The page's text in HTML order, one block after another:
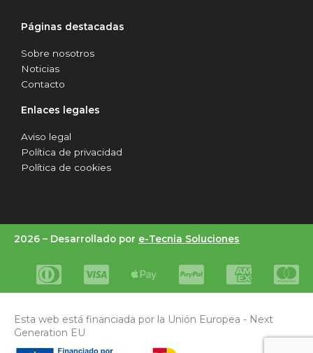
Páginas destacadas
Sobre nosotros
Noticias
Contacto
Enlaces legales
Aviso legal
Política de privacidad
Política de cookies
2026 – Desarrollado por e-Tecnia Soluciones
Esta web está financiada por la Unión Europea - Next
Generation EU